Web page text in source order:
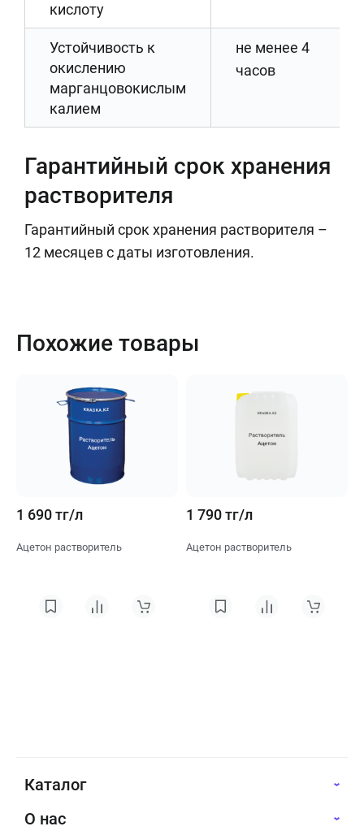
кислоту
Устойчивость к
окислению
марганцовокислым
калием
не менее 4
часов
Гарантийный срок хранения
растворителя
Гарантийный срок хранения растворителя –
12 месяцев с даты изготовления.
Похожие товары
1 690 тг/л
Ацетон растворитель
1 790 тг/л
Ацетон растворитель
Каталог
О нас